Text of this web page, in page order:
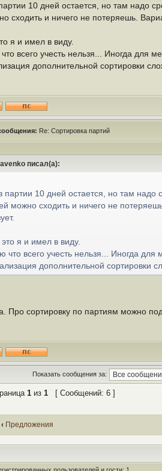
10 дней остается, но там надо
сходить и ничего не потеряешь.
я и имел в виду.
всего учесть нельзя... Иногда для
дополнительной сортировки
Re: Сортировка партий
писал(а):
партии 10 дней остается, но там надо
можно сходить и ничего не
я и имел в виду.
что всего учесть нельзя... Иногда
дополнительной сортировки
Про сортировку по партиям можно
Показать сообщения за:
1 из 1 [ Сообщений: 6 ]
‹ Предложения